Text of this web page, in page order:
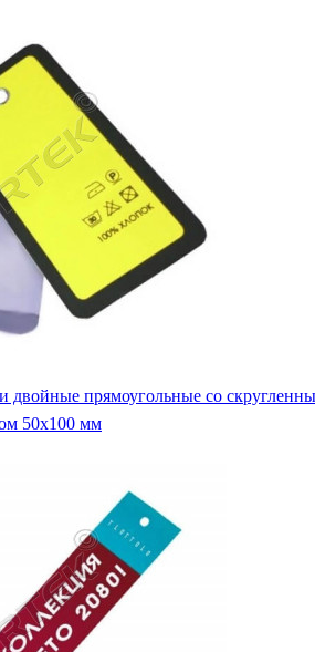
50х100 мм
мелованные 180х45 мм с отверстием